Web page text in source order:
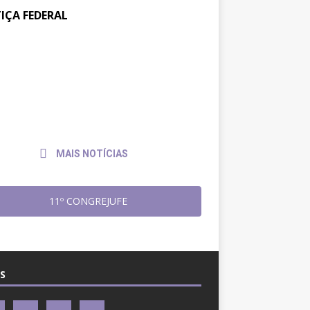
FEDERAL
MAIS NOTÍCIAS
11º CONGREJUFE